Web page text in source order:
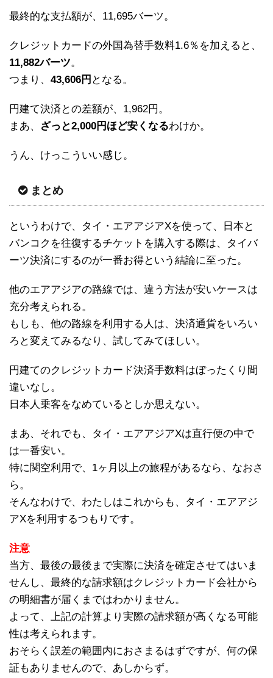
最終的な支払額が、11,695バーツ。
クレジットカードの外国為替手数料1.6％を加えると、
11,882バーツ。
つまり、 43,606円 となる。
円建て決済との差額が、1,962円。
まあ、
ざっと2,000円ほど安くなるわけか。
うん、けっこういい感じ。
まとめ
というわけで、タイ・エアアジアXを使って、日本と
バンコクを往復するチケットを購入する際は、タイバ
ーツ決済にするのが一番お得という結論に至った。
他のエアアジアの路線では、違う方法が安いケースは
充分考えられる。
もしも、他の路線を利用する人は、決済通貨をいろい
ろと変えてみるなり、試してみてほしい。
円建てのクレジットカード決済手数料はぼったくり間
違いなし。
日本人乗客をなめているとしか思えない。
まあ、それでも、タイ・エアアジアXは直行便の中で
は一番安い。
特に関空利用で、1ヶ月以上の旅程があるなら、なおさ
ら。
そんなわけで、わたしはこれからも、タイ・エアアジ
アXを利用するつもりです。
注意
当方、最後の最後まで実際に決済を確定させてはいま
せんし、最終的な請求額はクレジットカード会社から
の明細書が届くまではわかりません。
よって、上記の計算より実際の請求額が高くなる可能
性は考えられます。
おそらく誤差の範囲内におさまるはずですが、何の保
証もありませんので、あしからず。